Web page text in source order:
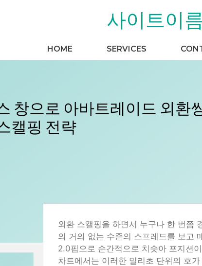
사이트이름
HOME SERVICES
창으로 아바트레이드 외환
캘핑 전략
외환 스캘핑을 하면서 누구나 한 번쯤
의 거의 없는 수준의 스프레드를 보고
2.0핍으로 순간적으로 치솟아 포지션
차트에서는 이러한 밀리초 단위의 호